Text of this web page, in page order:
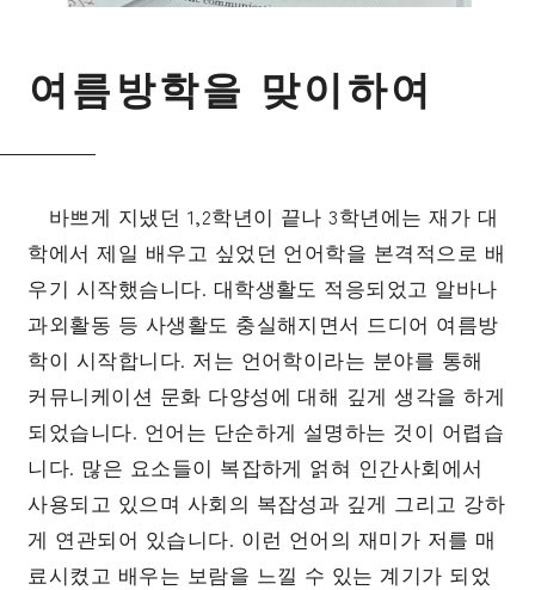
研究
通信教育・生涯学習
受験生の皆さま
保護者等の皆さま
在学生の皆さま
卒業生の皆さま
企業の皆さま
学校法人日本女子大学
附属豊明幼稚園
附属豊明小学校
附属中学校
附属高等学校
日本女子大学通信教育課程
附属機関等
여름방학을 맞이하여
바쁘게 지냈던 1,2학년이 끝나 3학년에는 재가 대
학에서 제일 배우고 싶었던 언어학을 본격적으로 배
우기 시작했슴니다. 대학생활도 적응되었고 알바나
과외활동 등 사생활도 충실해지면서 드디어 여름방
학이 시작합니다. 저는 언어학이라는 분야를 통해
커뮤니케이션 문화 다양성에 대해 깊게 생각을 하게
되었습니다. 언어는 단순하게 설명하는 것이 어렵습
니다. 많은 요소들이 복잡하게 얽혀 인간사회에서
사용되고 있으며 사회의 복잡성과 깊게 그리고 강하
게 연관되어 있습니다. 이런 언어의 재미가 저를 매
료시켰고 배우는 보람을 느낄 수 있는 계기가 되었